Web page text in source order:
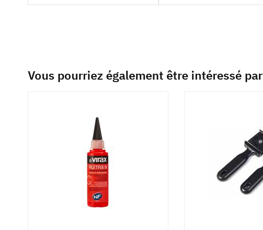
Vous pourriez également être intéressé par